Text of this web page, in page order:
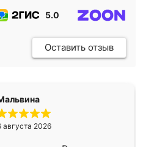
5.0
Оставить отзыв
августа 2026